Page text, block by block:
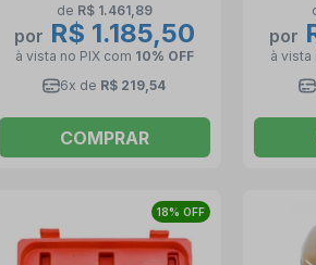
de R$ 1.461,89
por R$ 1.185,50
à vista no PIX com 10% OFF
6x de R$ 219,54
COMPRAR
por
à vista
18% OFF